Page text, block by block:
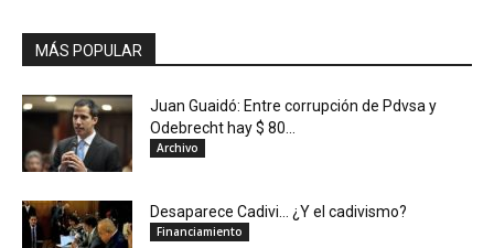
MÁS POPULAR
Juan Guaidó: Entre corrupción de Pdvsa y
Odebrecht hay $ 80...
Archivo
Desaparece Cadivi… ¿Y el cadivismo?
Financiamiento